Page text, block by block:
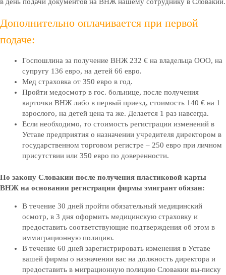
в день подачи документов на ВНЖ нашему сотруднику в Словакии.
Дополнительно оплачивается при первой
подаче:
Госпошлина за получение ВНЖ 232 € на владельца ООО, на
супругу 136 евро, на детей 66 евро.
Мед страховка от 350 евро в год.
Пройти медосмотр в гос. больнице, после получения
карточки ВНЖ либо в первый приезд, стоимость 140 € на 1
взрослого, на детей цена та же. Делается 1 раз навсегда.
Если необходимо, то стоимость регистрации изменений в
Уставе предприятия о назначении учредителя директором в
государственном торговом регистре – 250 евро при личном
присутствии или 350 евро по доверенности.
По закону Словакии после получения пластиковой карты
ВНЖ на основании регистрации фирмы эмигрант обязан:
В течение 30 дней пройти обязательный медицинский
осмотр, в 3 дня оформить медицинскую страховку и
предоставить соответствующие подтверждения об этом в
иммиграционную полицию.
В течение 60 дней зарегистрировать изменения в Уставе
вашей фирмы о назначении вас на должность директора и
предоставить в миграционную полицию Словакии вы-писку